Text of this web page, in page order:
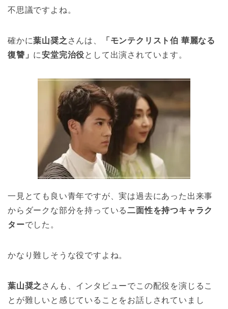
不思議ですよね。
確かに葉山奨之 さんは、
「モンテクリスト伯 華麗なる
復讐」 に安堂完治役として出演されています。
一見とても良い青年ですが、実は過去にあった出来事
からダークな部分を持っている二面性を持つキャラク
ターでした。
かなり難しそうな役ですよね。
葉山奨之 さんも、インタビューでこの配役を演じるこ
とが難しいと感じていることをお話しされていまし